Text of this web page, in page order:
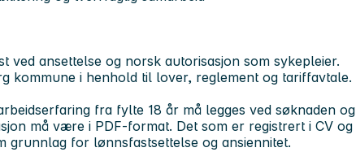
ved ansettelse og norsk autorisasjon som sykepleier.
kommune i henhold til lover, reglement og tariffavtale.
fra fylte 18 år må legges ved søknaden og
må være i PDF-format. Det som er registrert i CV og
grunnlag for lønnsfastsettelse og ansiennitet.